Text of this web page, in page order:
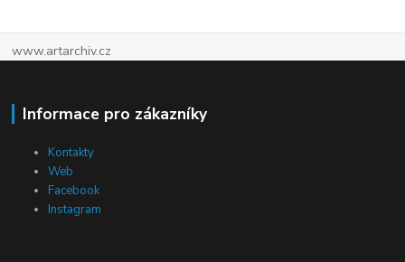
www.artarchiv.cz
Informace pro zákazníky
Kontakty
Web
Facebook
Instagram